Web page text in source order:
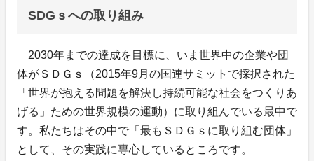
SDGｓへの取り組み
2030年までの達成を目標に、いま世界中の企業や団
体がＳＤＧｓ（2015年9月の国連サミットで採択された
「世界が抱える問題を解決し持続可能な社会をつくりあ
げる」ための世界規模の運動）に取り組んでいる最中で
す。私たちはその中で「最もＳＤＧｓに取り組む団体」
として、その実践に専心しているところです。